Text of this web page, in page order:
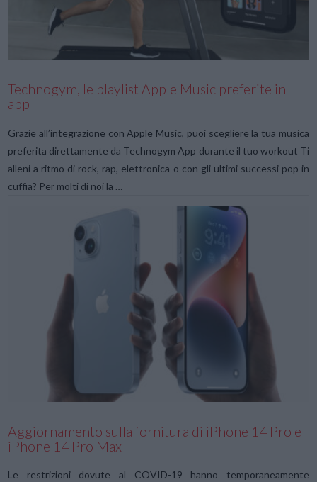
VIEW POST
Technogym, le playlist Apple Music preferite in
app
Grazie all’integrazione con Apple Music, puoi scegliere la tua musica
preferita direttamente da Technogym App durante il tuo workout Ti
alleni a ritmo di rock, rap, elettronica o con gli ultimi successi pop in
cuffia? Per molti di noi la …
Aggiornamento sulla fornitura di iPhone 14 Pro e
iPhone 14 Pro Max
Le restrizioni dovute al COVID-19 hanno temporaneamente